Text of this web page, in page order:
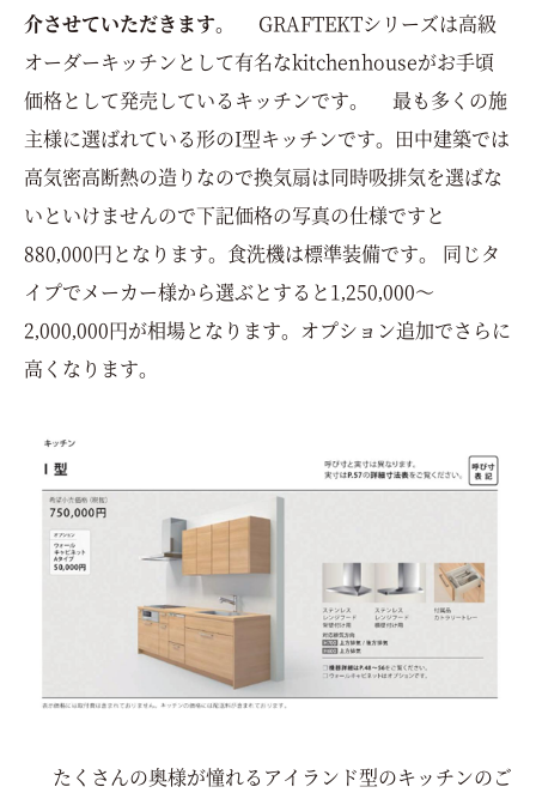
介させていただきます。
GRAFTEKTシリーズは高級
オーダーキッチンとして有名なkitchenhouseがお手頃
価格として発売しているキッチンです。 最も多くの施
主様に選ばれている形のI型キッチンです。田中建築では
高気密高断熱の造りなので換気扇は同時吸排気を選ばな
いといけませんので下記価格の写真の仕様ですと
880,000円となります。食洗機は標準装備です。 同じタ
イプでメーカー様から選ぶとすると1,250,000～
2,000,000円が相場となります。オプション追加でさらに
高くなります。
たくさんの奥様が憧れるアイランド型のキッチンのご